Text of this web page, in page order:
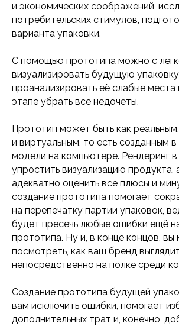
и экономических соображений,
потребительских стимулов,
варианта упаковки.
С помощью прототипа можно с
визуализировать будущую
проанализировать её слабые
этапе убрать все недочёты.
Прототип может быть как
и виртуальным, то есть созданным в
модели на компьютере. Рендеринг
упростить визуализацию продукта,
адекватно оценить все плюсы и
создание прототипа помогает
на перепечатку партии упаковок,
будет пресечь любые ошибки ещё
прототипа. Ну и, в конце концов,
посмотреть, как ваш бренд
непосредственно на полке среди
Создание прототипа будущей
вам исключить ошибки, помогает
дополнительных трат и, конечно,